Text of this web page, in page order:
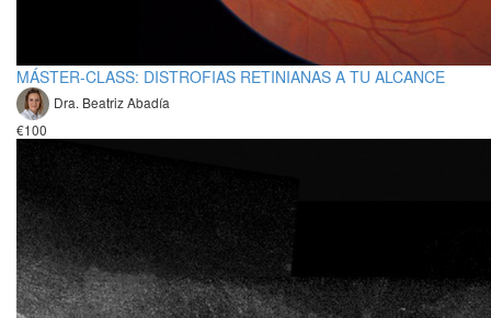
MÁSTER-CLASS: DISTROFIAS RETINIANAS A TU ALCANCE
Dra. Beatriz Abadía
€100